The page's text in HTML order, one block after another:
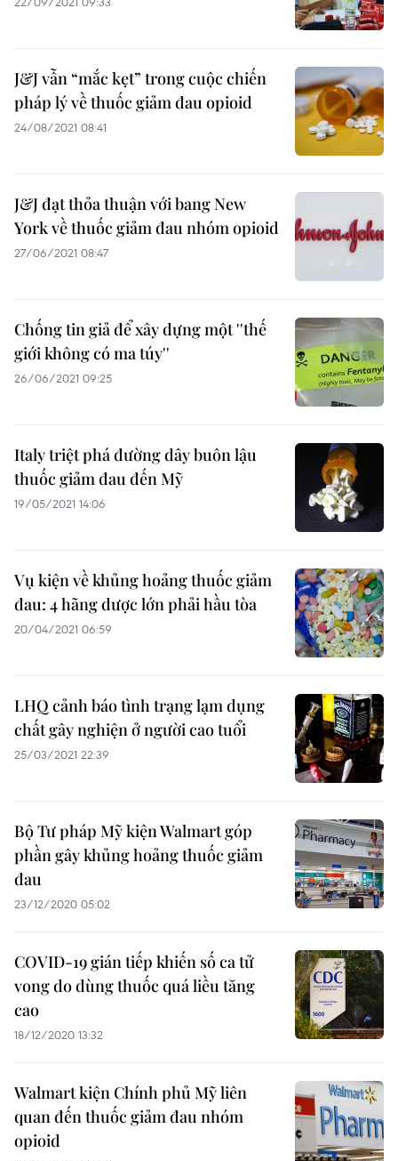
J&J vẫn “mắc kẹt” trong cuộc chiến
pháp lý về thuốc giảm đau opioid
24/08/2021 08:41
J&J đạt thỏa thuận với bang New
York về thuốc giảm đau nhóm opioid
27/06/2021 08:47
Chống tin giả để xây dựng một ''thế
giới không có ma túy''
26/06/2021 09:25
Italy triệt phá đường dây buôn lậu
thuốc giảm đau đến Mỹ
19/05/2021 14:06
Vụ kiện về khủng hoảng thuốc giảm
đau: 4 hãng dược lớn phải hầu tòa
20/04/2021 06:59
LHQ cảnh báo tình trạng lạm dụng
chất gây nghiện ở người cao tuổi
25/03/2021 22:39
Bộ Tư pháp Mỹ kiện Walmart góp
phần gây khủng hoảng thuốc giảm
đau
23/12/2020 05:02
COVID-19 gián tiếp khiến số ca tử
vong do dùng thuốc quá liều tăng
cao
18/12/2020 13:32
Walmart kiện Chính phủ Mỹ liên
quan đến thuốc giảm đau nhóm
opioid